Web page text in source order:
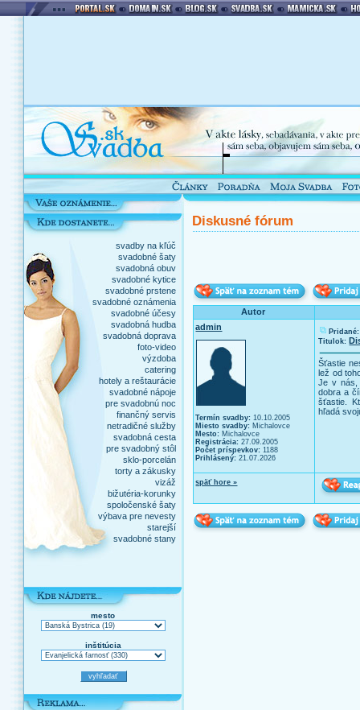
svadby na kľúč
svadobné šaty
svadobná obuv
svadobné kytice
svadobné prstene
svadobné oznámenia
svadobné účesy
svadobná hudba
svadobná doprava
foto-video
výzdoba
catering
hotely a reštaurácie
svadobné nápoje
pre svadobnú noc
finančný servis
netradičné služby
svadobná cesta
pre svadobný stôl
sklo-porcelán
torty a zákusky
vizáž
bižutéria-korunky
spoločenské šaty
výbava pre nevesty
starejší
svadobné stany
mesto
inštitúcia
Diskusné fórum
Autor
admin
Termín svadby: 10.10.2005
Miesto svadby: Michalovce
Mesto: Michalovce
Registrácia: 27.09.2005
Počet príspevkov: 1188
Prihlásený: 21.07.2026
Pridané:
Titulok:
Šťastie
lež od
Je v nás,
dobra a
šťastie.
hľadá
späť hore »